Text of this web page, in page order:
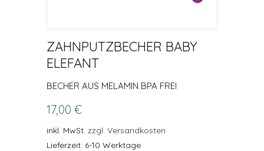
ZAHNPUTZBECHER BABY
ELEFANT
BECHER AUS MELAMIN BPA FREI
17,00 €
inkl. MwSt. zzgl. Versandkosten
Lieferzeit: 6-10 Werktage